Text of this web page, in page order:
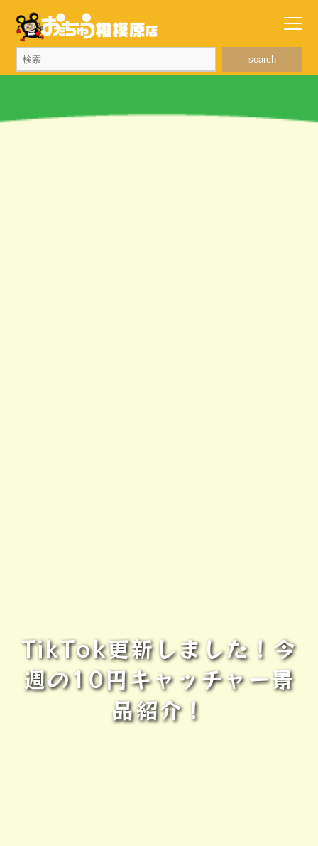
search
TikTok更新しました！今
週の10円キャッチャー景
品紹介！